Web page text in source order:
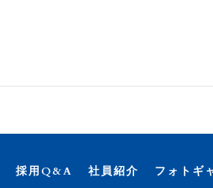
採用Q&A 社員紹介 フォトギ